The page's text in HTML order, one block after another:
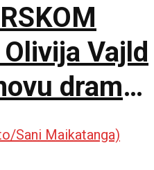
Vajld
dramu
u